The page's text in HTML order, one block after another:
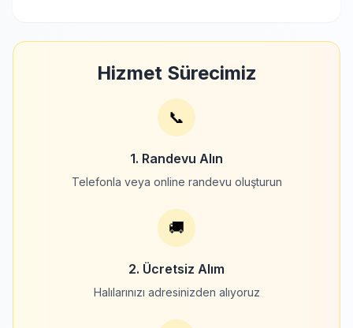
Hizmet Sürecimiz
📞
1. Randevu Alın
Telefonla veya online randevu oluşturun
🚚
2. Ücretsiz Alım
Halılarınızı adresinizden alıyoruz